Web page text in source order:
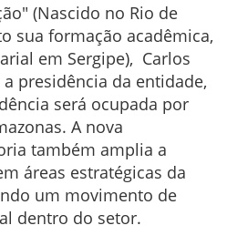
(Nascido no Rio de
sua formação acadêmica,
em Sergipe), Carlos
presidência da entidade,
será ocupada por
A nova
também amplia a
áreas estratégicas da
um movimento de
dentro do setor.